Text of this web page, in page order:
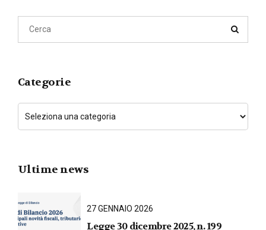
Categorie
Ultime news
27 GENNAIO 2026
Legge 30 dicembre 2025, n. 199